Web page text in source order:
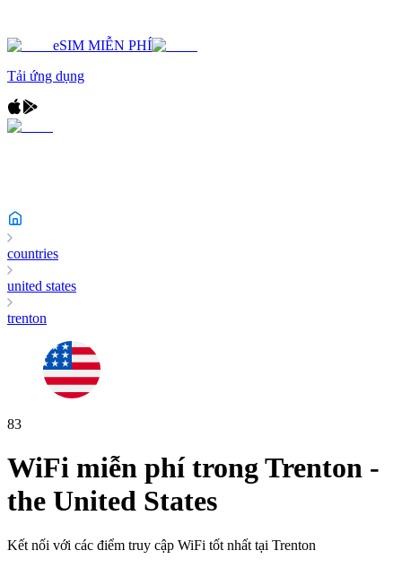
eSIM MIỄN PHÍ
Tải ứng dụng
countries
united states
trenton
83
WiFi miễn phí trongTrenton -
the United States
Kết nối với các điểm truy cập WiFi tốt nhất tại Trenton